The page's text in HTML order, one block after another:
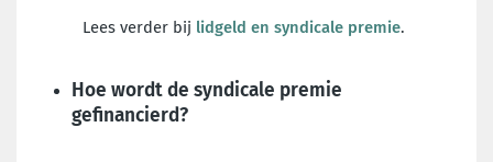
Lees verder bij lidgeld en syndicale premie.
Hoe wordt de syndicale premie
gefinancierd?